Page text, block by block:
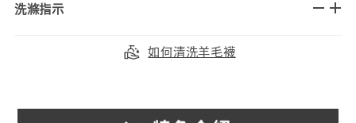
洗滌指示
如何清洗羊毛襪